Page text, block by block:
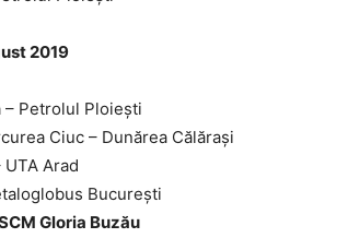
2019
– Petrolul Ploieşti
Ciuc – Dunărea Călăraşi
Arad
Bucureşti
Gloria Buzău